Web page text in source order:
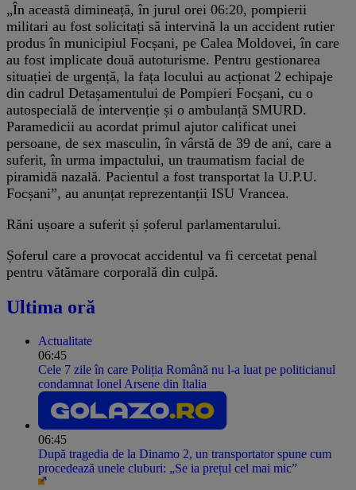
„În această dimineață, în jurul orei 06:20, pompierii
militari au fost solicitați să intervină la un accident rutier
produs în municipiul Focșani, pe Calea Moldovei, în care
au fost implicate două autoturisme. Pentru gestionarea
situației de urgență, la fața locului au acționat 2 echipaje
din cadrul Detașamentului de Pompieri Focșani, cu o
autospecială de intervenție și o ambulanță SMURD.
Paramedicii au acordat primul ajutor calificat unei
persoane, de sex masculin, în vârstă de 39 de ani, care a
suferit, în urma impactului, un traumatism facial de
piramidă nazală. Pacientul a fost transportat la U.P.U.
Focșani”, au anunțat reprezentanții ISU Vrancea.
Răni ușoare a suferit și șoferul parlamentarului.
Șoferul care a provocat accidentul va fi cercetat penal
pentru vătămare corporală din culpă.
Ultima oră
Actualitate
06:45
Cele 7 zile în care Poliția Română nu l-a luat pe politicianul
condamnat Ionel Arsene din Italia
06:45
După tragedia de la Dinamo 2, un transportator spune cum
procedează unele cluburi: „Se ia prețul cel mai mic”